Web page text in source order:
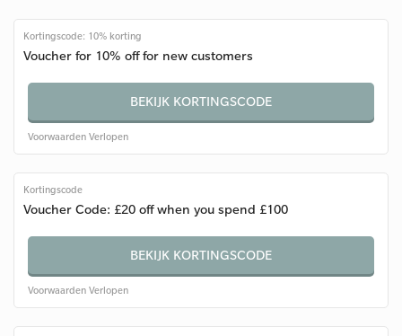
Kortingscode: 10% korting
Voucher for 10% off for new customers
BEKIJK KORTINGSCODE
Voorwaarden Verlopen
Kortingscode
Voucher Code: £20 off when you spend £100
BEKIJK KORTINGSCODE
Voorwaarden Verlopen